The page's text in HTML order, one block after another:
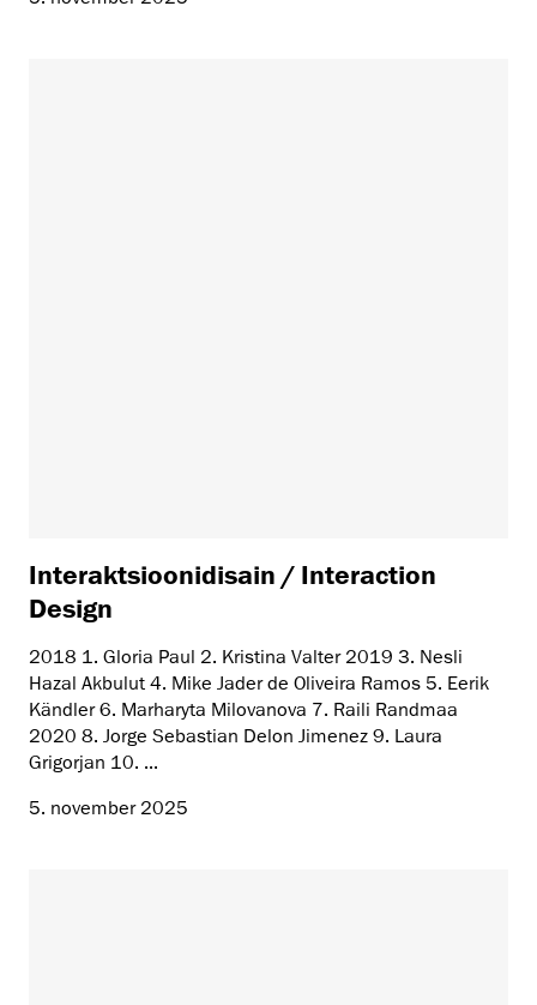
Interaktsioonidisain / Interaction
Design
2018 1. Gloria Paul 2. Kristina Valter 2019 3. Nesli
Hazal Akbulut 4. Mike Jader de Oliveira Ramos 5. Eerik
Kändler 6. Marharyta Milovanova 7. Raili Randmaa
2020 8. Jorge Sebastian Delon Jimenez 9. Laura
Grigorjan 10. ...
5. november 2025